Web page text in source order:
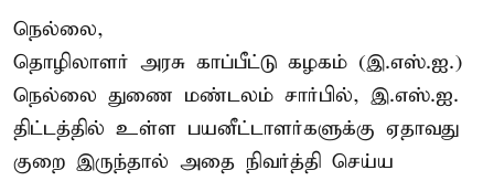
நெல்லை,
தொழிலாளர் அரசு காப்பீட்டு கழகம் (இ.எஸ்.ஐ.)
நெல்லை துணை மண்டலம் சார்பில், இ.எஸ்.ஐ.
திட்டத்தில் உள்ள பயனீட்டாளர்களுக்கு ஏதாவது
குறை இருந்தால் அதை நிவர்த்தி செய்ய